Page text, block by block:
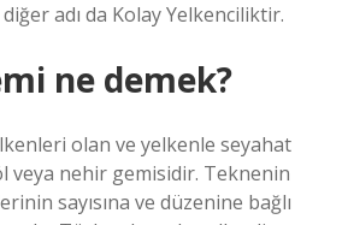
adı da Kolay Yelkenciliktir.
ne demek?
olan ve yelkenle seyahat
veya nehir gemisidir. Teknenin
sayısına ve düzenine bağlı